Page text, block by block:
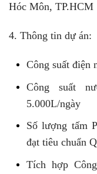
Hóc Môn, TP.HCM
4. Thông tin dự án:
Công suất điện
Công suất
5.000L/ngày
Số lượng tấm
đạt tiêu chuẩn
Tích hợp